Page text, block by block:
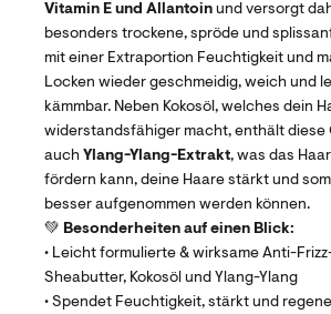
Vitamin E und Allantoin und versorgt
besonders trockene, spröde und
mit einer Extraportion Feuchtigkeit und
Locken wieder geschmeidig, weich und
kämmbar. Neben Kokosöl, welches dein
widerstandsfähiger macht, enthält diese
auch Ylang-Ylang-Extrakt, was das
fördern kann, deine Haare stärkt und
besser aufgenommen werden können.
💚 Besonderheiten auf einen Blick:
• Leicht formulierte & wirksame Anti-
Sheabutter, Kokosöl und Ylang-Ylang
• Spendet Feuchtigkeit, stärkt und